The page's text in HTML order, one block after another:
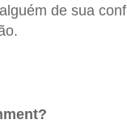
de sua